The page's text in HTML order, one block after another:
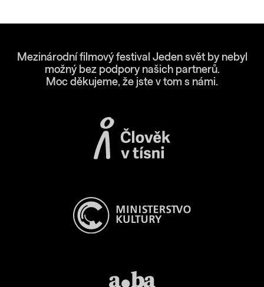
Mezinárodní filmový festival Jeden svět by nebyl
možný bez podpory našich partnerů.
Moc děkujeme, že jste v tom s námi.